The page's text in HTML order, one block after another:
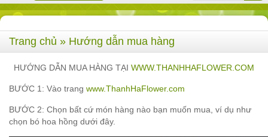
Trang chủ » Hướng dẫn mua hàng
HƯỚNG DẪN MUA HÀNG TẠI WWW.THANHHAFLOWER.COM
BƯỚC 1 : Vào trang www.ThanhHaFlower.com
BƯỚC 2: Chọn bất cứ món hàng nào bạn muốn mua, ví dụ như
chọn bó hoa hồng dưới đây.